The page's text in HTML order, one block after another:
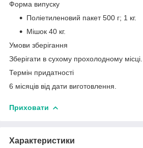
Форма випуску
Поліетиленовий пакет 500 г; 1 кг.
Мішок 40 кг.
Умови зберігання
Зберігати в сухому прохолодному місці.
Термін придатності
6 місяців від дати виготовлення.
Приховати
Характеристики